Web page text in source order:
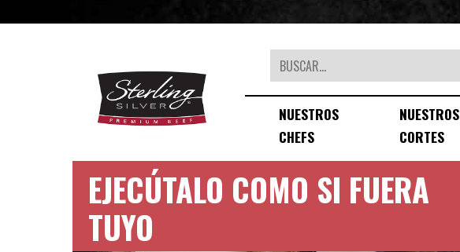
Buscar
NUESTROS
CHEFS
NUESTROS
CORTES
EJECÚTALO COMO SI FUERA
TUYO